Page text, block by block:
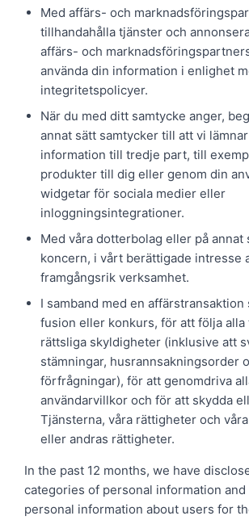
Med affärs- och
tillhandahålla tjänster och
affärs- och
använda din information i enlighet
integritetspolicyer.
När du med ditt samtycke anger,
annat sätt samtycker till att vi
information till tredje part, till
produkter till dig eller genom din
widgetar för sociala medier eller
inloggningsintegrationer.
Med våra dotterbolag eller på annat
koncern, i vårt berättigade intresse
framgångsrik verksamhet.
I samband med en affärstransaktion
fusion eller konkurs, för att följa alla
rättsliga skyldigheter (inklusive att
stämningar, husrannsakningsorder
förfrågningar), för att genomdriva
användarvillkor och för att skydda
Tjänsterna, våra rättigheter och
eller andras rättigheter.
In the past 12 months, we have
categories of personal information
personal information about users for